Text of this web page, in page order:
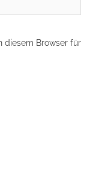
diesem Browser für